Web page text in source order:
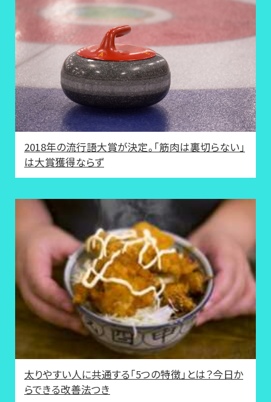
2018年の流行語大賞が決定。「筋肉は裏切らない」
は大賞獲得ならず
太りやすい人に共通する「5つの特徴」とは？今日か
らできる改善法つき